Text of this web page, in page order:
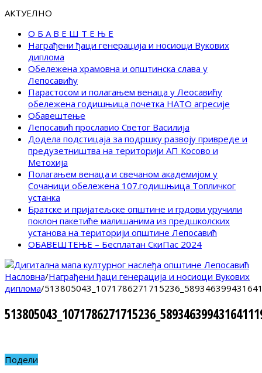
АКТУЕЛНО
О Б А В Е Ш Т Е Њ Е
Награђени ђаци генерација и носиоци Вукових
диплома
Обележена храмовна и општинска слава у
Лепосавићу
Парастосом и полагањем венаца у Леосавићу
обележена годишњица почетка НАТО агресије
Обавештење
Лепосавић прославио Светог Василија
Додела подстицаја за подршку развоју привреде и
предузетништва на територији АП Косово и
Метохија
Полагањем венаца и свечаном академијом у
Сочаници обележена 107.годишњица Топличког
устанка
Братске и пријатељске општине и грдови уручили
поклон пакетиће малишанима из предшколских
установа на територији општине Лепосавић
ОБАВЕШТЕЊЕ – Бесплатан СкиПас 2024
Насловна/Награђени ђаци генерација и носиоци Вукових
диплома/
Подели